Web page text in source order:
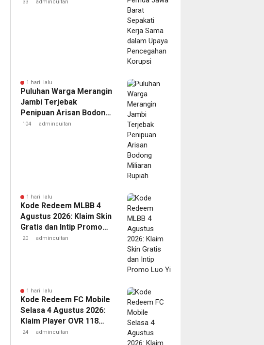
33 admincuitan
1 hari lalu
Puluhan Warga Merangin
Jambi Terjebak
Penipuan Arisan Bodong
Miliaran Rupiah
104 admincuitan
1 hari lalu
Kode Redeem MLBB 4
Agustus 2026: Klaim Skin
Gratis dan Intip Promo
Luo Yi
20 admincuitan
1 hari lalu
Kode Redeem FC Mobile
Selasa 4 Agustus 2026:
Klaim Player OVR 118
Gratis Sekarang
24 admincuitan